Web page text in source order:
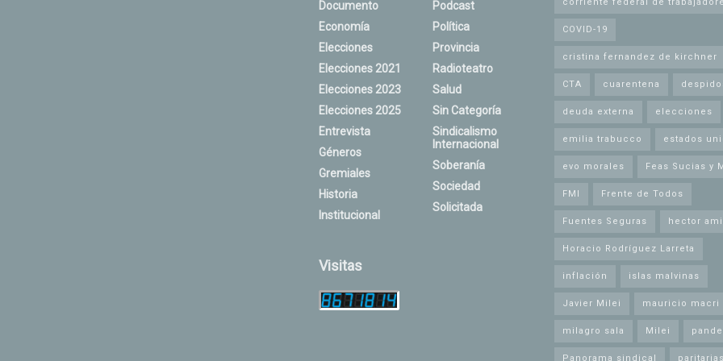
Documento
Economía
Elecciones
Elecciones 2021
Elecciones 2023
Elecciones 2025
Entrevista
Géneros
Gremiales
Historia
Institucional
Podcast
Política
Provincia
Radioteatro
Salud
Sin Categoría
Sindicalismo
Internacional
Soberanía
Sociedad
Solicitada
Visitas
COVID-19
cristina fernandez de kirchner
CTA cuarentena
deuda externa elecciones
emilia trabucco estados
evo morales Feas Sucias y
FMI Frente de Todos
Fuentes Seguras hector
Horacio Rodríguez Larreta
inflación islas malvinas
Javier Milei mauricio macri
milagro sala Milei
Panorama sindical paritarias